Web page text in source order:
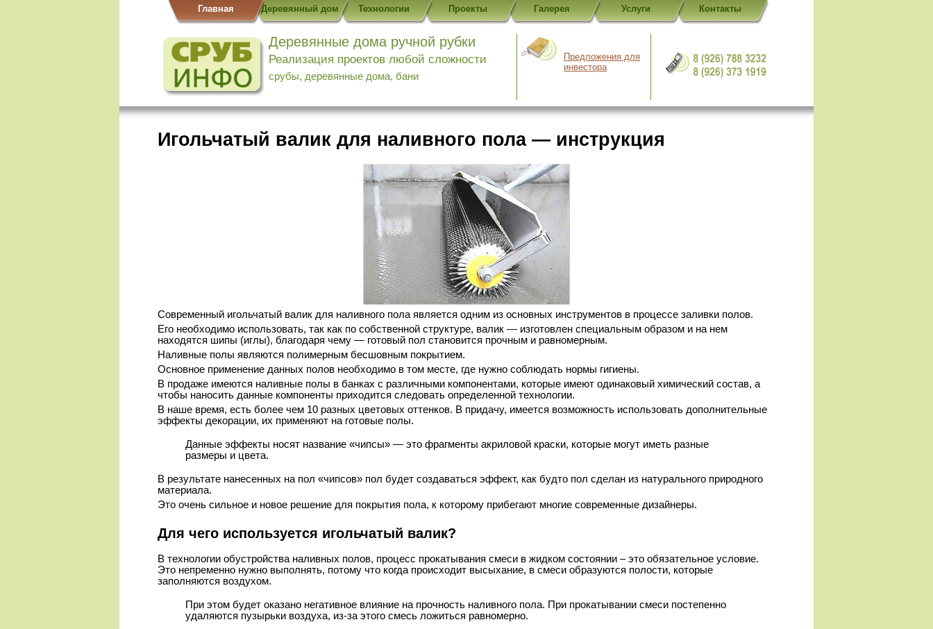
Контакты
Услуги
Галерея
Проекты
Технологии
Деревянный дом
Главная
Деревянные дома ручной рубки
Реализация проектов любой сложности
срубы, деревянные дома, бани
Предложения для
инвестора
Игольчатый валик для наливного пола — инструкция
Современный игольчатый валик для наливного пола является одним из основных инструментов в процессе заливки полов.
Его необходимо использовать, так как по собственной структуре, валик — изготовлен специальным образом и на нем
находятся шипы (иглы), благодаря чему — готовый пол становится прочным и равномерным.
Наливные полы являются полимерным бесшовным покрытием.
Основное применение данных полов необходимо в том месте, где нужно соблюдать нормы гигиены.
В продаже имеются наливные полы в банках с различными компонентами, которые имеют одинаковый химический состав, а
чтобы наносить данные компоненты приходится следовать определенной технологии.
В наше время, есть более чем 10 разных цветовых оттенков. В придачу, имеется возможность использовать дополнительные
эффекты декорации, их применяют на готовые полы.
Данные эффекты носят название «чипсы» — это фрагменты акриловой краски, которые могут иметь разные
размеры и цвета.
В результате нанесенных на пол «чипсов» пол будет создаваться эффект, как будто пол сделан из натурального природного
материала.
Это очень сильное и новое решение для покрытия пола, к которому прибегают многие современные дизайнеры.
Для чего используется игольчатый валик?
В технологии обустройства наливных полов, процесс прокатывания смеси в жидком состоянии – это обязательное условие.
Это непременно нужно выполнять, потому что когда происходит высыхание, в смеси образуются полости, которые
заполняются воздухом.
При этом будет оказано негативное влияние на прочность наливного пола. При прокатывании смеси постепенно
удаляются пузырьки воздуха, из-за этого смесь ложиться равномерно.